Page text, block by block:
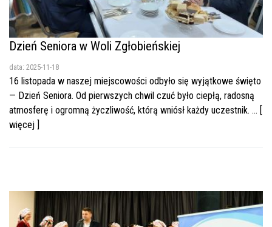
Dzień Seniora w Woli Zgłobieńskiej
data: 2025-11-18
16 listopada w naszej miejscowości odbyło się wyjątkowe święto
— Dzień Seniora. Od pierwszych chwil czuć było ciepłą, radosną
atmosferę i ogromną życzliwość, którą wniósł każdy uczestnik. ... [
więcej ]